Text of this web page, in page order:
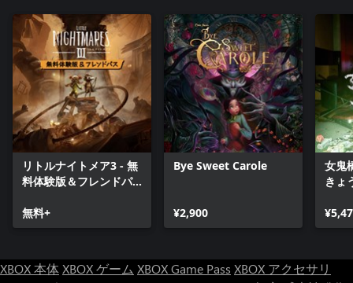
リトルナイトメア3 - 無
料体験版＆フレンドパ
無料+
Bye Sweet Carole
¥2,900
女鬼
きょ
XBOX 本体XBOX ゲーム XBOX Game Pass XBOX アクセサリ